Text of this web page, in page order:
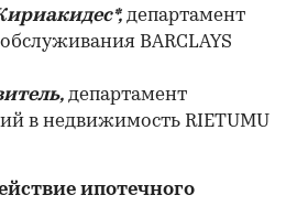
департамент
BARCLAYS
департамент
в недвижимость RIETUMU
ипотечного